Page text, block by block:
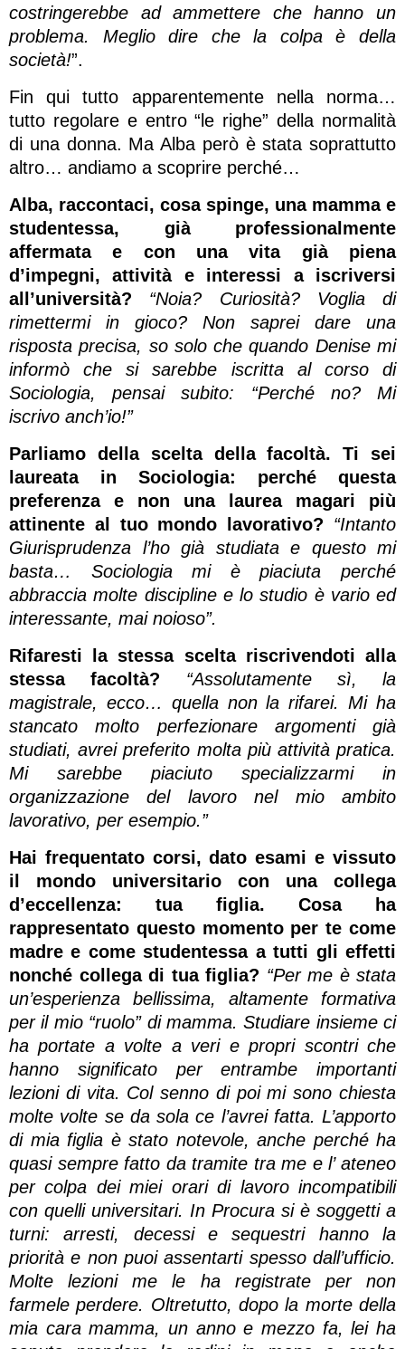
costringerebbe ad ammettere che hanno un
problema. Meglio dire che la colpa è della
società!”.
Fin qui tutto apparentemente nella norma…
tutto regolare e entro “le righe” della normalità
di una donna. Ma Alba però è stata soprattutto
altro… andiamo a scoprire perché…
Alba, raccontaci, cosa spinge, una mamma e
studentessa, già professionalmente
affermata e con una vita già piena
d’impegni, attività e interessi a iscriversi
all’università? “Noia? Curiosità? Voglia di
rimettermi in gioco? Non saprei dare una
risposta precisa, so solo che quando Denise mi
informò che si sarebbe iscritta al corso di
Sociologia, pensai subito: “Perché no? Mi
iscrivo anch’io!”
Parliamo della scelta della facoltà. Ti sei
laureata in Sociologia: perché questa
preferenza e non una laurea magari più
attinente al tuo mondo lavorativo? “Intanto
Giurisprudenza l’ho già studiata e questo mi
basta… Sociologia mi è piaciuta perché
abbraccia molte discipline e lo studio è vario ed
interessante, mai noioso”.
Rifaresti la stessa scelta riscrivendoti alla
stessa facoltà? “Assolutamente sì, la
magistrale, ecco… quella non la rifarei. Mi ha
stancato molto perfezionare argomenti già
studiati, avrei preferito molta più attività pratica.
Mi sarebbe piaciuto specializzarmi in
organizzazione del lavoro nel mio ambito
lavorativo, per esempio.”
Hai frequentato corsi, dato esami e vissuto
il mondo universitario con una collega
d’eccellenza: tua figlia. Cosa ha
rappresentato questo momento per te come
madre e come studentessa a tutti gli effetti
nonché collega di tua figlia? “Per me è stata
un’esperienza bellissima, altamente formativa
per il mio “ruolo” di mamma. Studiare insieme ci
ha portate a volte a veri e propri scontri che
hanno significato per entrambe importanti
lezioni di vita. Col senno di poi mi sono chiesta
molte volte se da sola ce l’avrei fatta. L’apporto
di mia figlia è stato notevole, anche perché ha
quasi sempre fatto da tramite tra me e l’ ateneo
per colpa dei miei orari di lavoro incompatibili
con quelli universitari. In Procura si è soggetti a
turni: arresti, decessi e sequestri hanno la
priorità e non puoi assentarti spesso dall’ufficio.
Molte lezioni me le ha registrate per non
farmele perdere. Oltretutto, dopo la morte della
mia cara mamma, un anno e mezzo fa, lei ha